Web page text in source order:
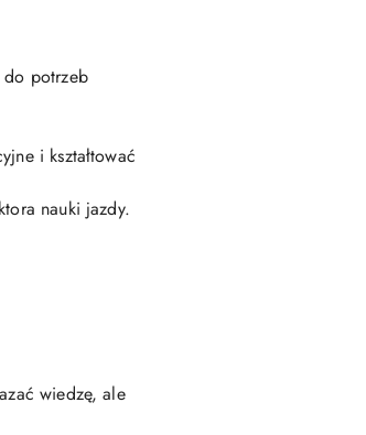
do potrzeb
i kształtować
nauki jazdy.
wiedzę, ale